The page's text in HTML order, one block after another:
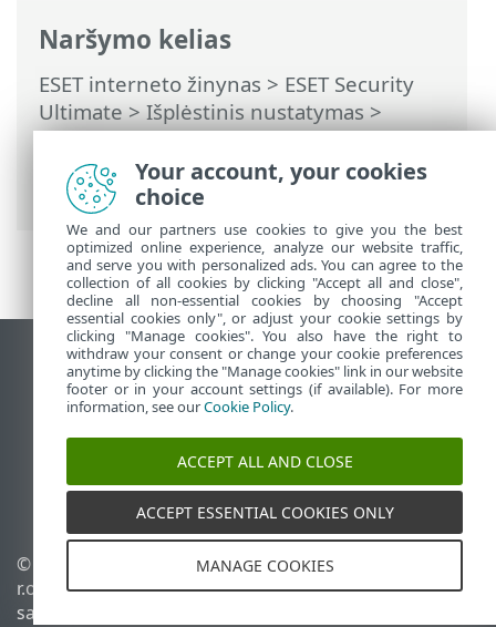
Naršymo kelias
ESET interneto žinynas > ESET Security
Ultimate>Išplėstinis nustatymas>
Apsaugos priemonės>El. pašto
programų apsauga>Pašto dėžutės
apsauga
> Integravimo priemonės
Rodyti darbalaukio tinklavietę
End of Life
ESET žinių bazė
ESET forumas
ESET Status Portal
Palaikymas regione
© 1992 - 2025 ESET, spol. s
r.o. - Visos teisės
saugomos.
Slapukų politika
Your account, your cookies
choice
We and our partners use cookies to give you the best
optimized online experience, analyze our website traffic,
and serve you with personalized ads. You can agree to the
collection of all cookies by clicking "Accept all and close",
decline all non-essential cookies by choosing "Accept
essential cookies only", or adjust your cookie settings by
clicking "Manage cookies". You also have the right to
withdraw your consent or change your cookie preferences
anytime by clicking the "Manage cookies" link in our website
footer or in your account settings (if available). For more
information, see ourCookie Policy.
ACCEPT ALL AND CLOSE
ACCEPT ESSENTIAL COOKIES ONLY
MANAGE COOKIES